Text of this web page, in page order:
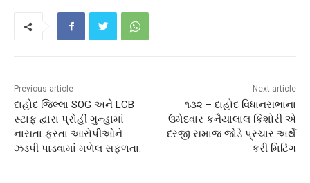
Previous article
દાહોદ જિલ્લા SOG અને LCB
સ્ટાફ દ્વારા પ્રોહી ગુન્હામાં
નાસતા ફરતા આરોપીઓને
ઝડપી પાડવામાં મળેલ સફળતા.
Next article
૧૩૨ – દાહોદ વિધાનસભાના
ઉમેદવાર કનૈયાલાલ કિશોરી એ
દરજી સમાજ જોડે પ્રચાર અર્થે
કરી મિટિંગ